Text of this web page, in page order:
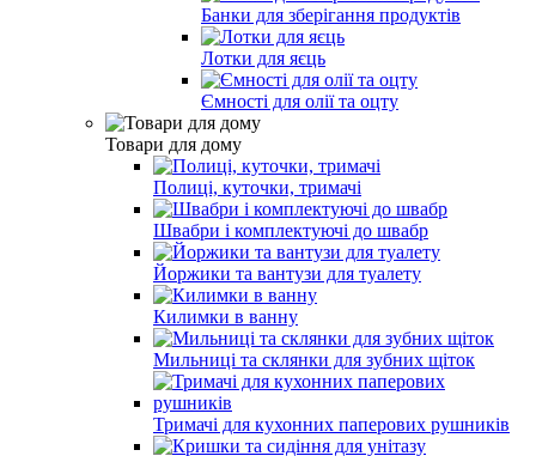
Банки для зберігання продуктів
Лотки для яєць
Ємності для олії та оцту
Товари для дому
Полиці, куточки, тримачі
Швабри і комплектуючі до швабр
Йоржики та вантузи для туалету
Килимки в ванну
Мильниці та склянки для зубних щіток
Тримачі для кухонних паперових рушників